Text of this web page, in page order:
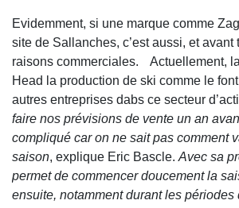
Evidemment, si une marque comme
site de Sallanches, c’est aussi, et avant
raisons commerciales. Actuellement,
Head la production de ski comme le
autres entreprises dabs ce secteur
faire nos prévisions de vente un an
compliqué car on ne sait pas comment
saison, explique Eric Bascle. Avec sa
permet de commencer doucement la
ensuite, notamment durant les périodes